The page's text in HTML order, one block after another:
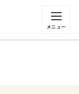
ついてはこちら